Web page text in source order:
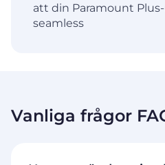
att din Paramount
seamless
Vanliga frågor